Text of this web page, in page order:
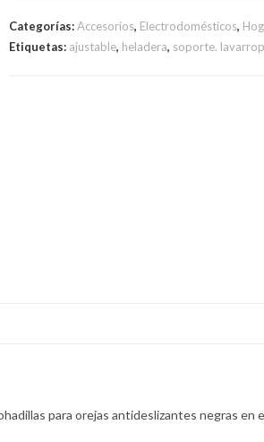
Categorías:Accesorios, Electrodomésticos,
Etiquetas: ajustable, heladera, soporte.
para orejas antideslizantes negras en